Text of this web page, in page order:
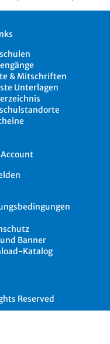
& Mitschriften
Unterlagen
Banner
Katalog
Reserved